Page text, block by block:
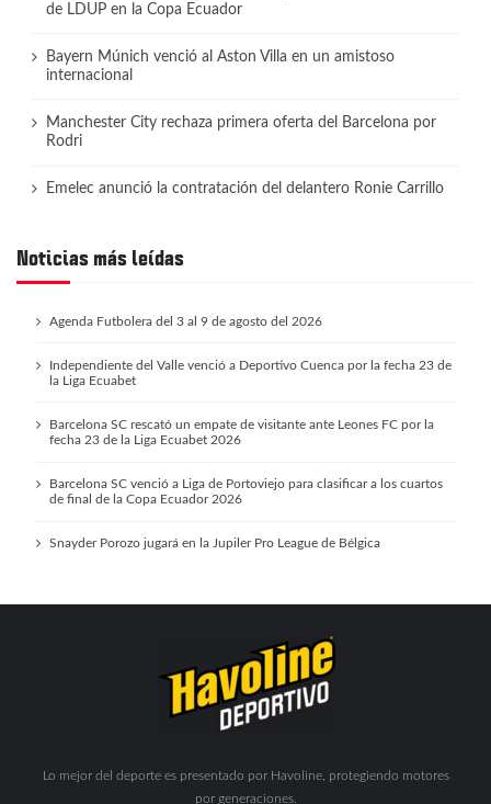
de LDUP en la Copa Ecuador
Bayern Múnich venció al Aston Villa en un amistoso
internacional
Manchester City rechaza primera oferta del Barcelona por
Rodri
Emelec anunció la contratación del delantero Ronie Carrillo
Noticias más leídas
Agenda Futbolera del 3 al 9 de agosto del 2026
Independiente del Valle venció a Deportivo Cuenca por la fecha 23 de
la Liga Ecuabet
Barcelona SC rescató un empate de visitante ante Leones FC por la
fecha 23 de la Liga Ecuabet 2026
Barcelona SC venció a Liga de Portoviejo para clasificar a los cuartos
de final de la Copa Ecuador 2026
Snayder Porozo jugará en la Jupiler Pro League de Bélgica
Lo mejor del deporte es presentado por Havoline, protegiendo motores
por generaciones.